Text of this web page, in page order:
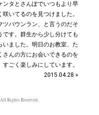
ンタとさんぽでいつもより早
咲いてるのを見つけました。
ツバウンラン、と言うのだそ
です。群生から少し分けても
いました。明日のお教室、た
さんの方にお会いできるのを
すごく楽しみにしています。
2015.04.28 »
Rights Reserved.